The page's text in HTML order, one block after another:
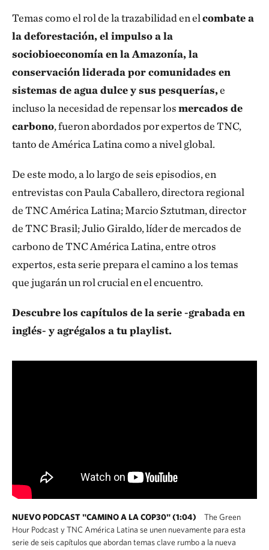
Temas como el rol de la trazabilidad en elcombate a
la deforestación, el impulso a la
sociobioeconomía en la Amazonía, la
conservación liderada por comunidades en
sistemas de agua dulce y sus pesquerías,e
incluso la necesidad de repensar losmercados de
carbono, fueron abordados por expertos de TNC,
tanto de América Latina como a nivel global.
De este modo, a lo largo de seis episodios, en
entrevistas con Paula Caballero, directora regional
de TNC América Latina; Marcio Sztutman, director
de TNC Brasil; Julio Giraldo, líder de mercados de
carbono de TNC América Latina, entre otros
expertos, esta serie prepara el camino a los temas
que jugarán un rol crucial en el encuentro.
Descubre los capítulos de la serie -grabada en
inglés- y agrégalos a tu playlist.
NUEVO PODCAST "CAMINO A LA COP30" (1:04)
The Green
Hour Podcast y TNC América Latina se unen nuevamente para esta
serie de seis capítulos que abordan temas clave rumbo a la nueva